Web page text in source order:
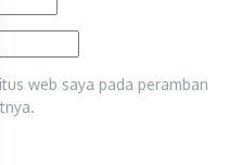
web saya pada peramban